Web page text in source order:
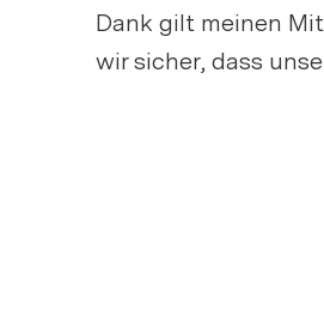
Dank gilt meinen
wir sicher, dass